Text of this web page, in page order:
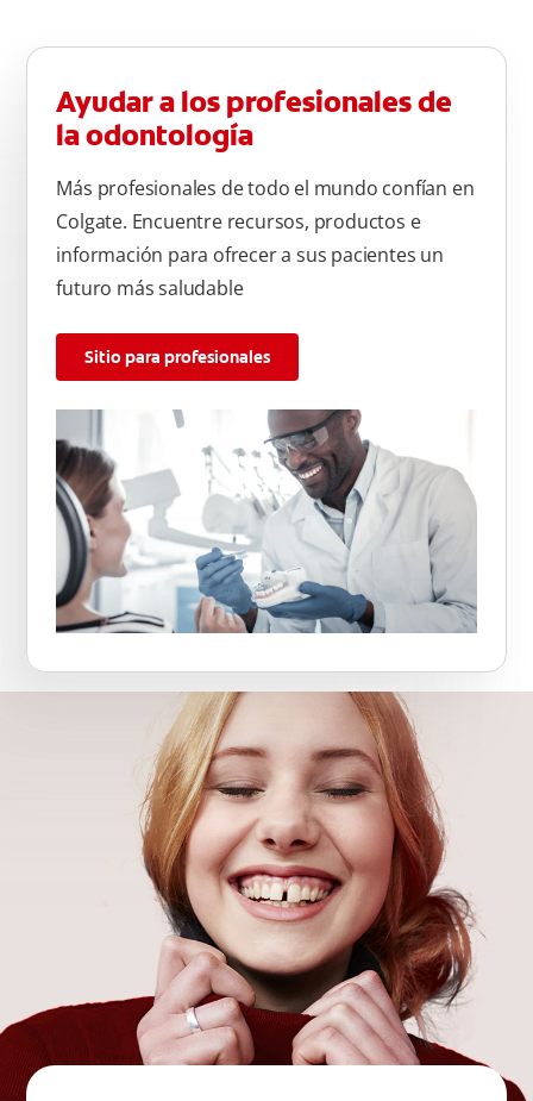
Ayudar a los profesionales de
la odontología
Más profesionales de todo el mundo confían en
Colgate. Encuentre recursos, productos e
información para ofrecer a sus pacientes un
futuro más saludable
Sitio para profesionales